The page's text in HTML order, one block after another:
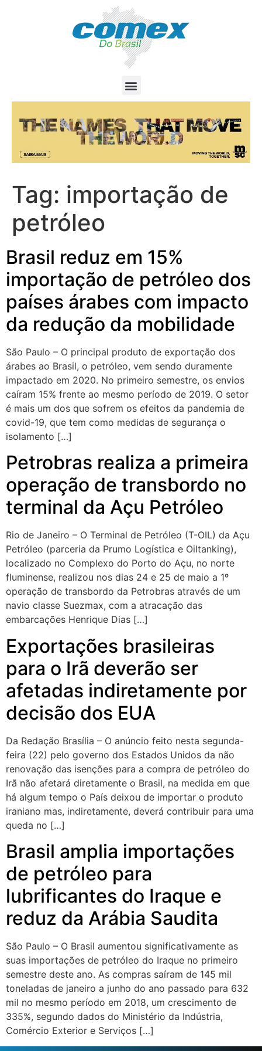
Tag: importação de
petróleo
Brasil reduz em 15%
importação de petróleo dos
países árabes com impacto
da redução da mobilidade
São Paulo – O principal produto de exportação dos
árabes ao Brasil, o petróleo, vem sendo duramente
impactado em 2020. No primeiro semestre, os envios
caíram 15% frente ao mesmo período de 2019. O setor
é mais um dos que sofrem os efeitos da pandemia de
covid-19, que tem como medidas de segurança o
isolamento […]
Petrobras realiza a primeira
operação de transbordo no
terminal da Açu Petróleo
Rio de Janeiro – O Terminal de Petróleo (T-OIL) da Açu
Petróleo (parceria da Prumo Logística e Oiltanking),
localizado no Complexo do Porto do Açu, no norte
fluminense, realizou nos dias 24 e 25 de maio a 1º
operação de transbordo da Petrobras através de um
navio classe Suezmax, com a atracação das
embarcações Henrique Dias […]
Exportações brasileiras
para o Irã deverão ser
afetadas indiretamente por
decisão dos EUA
Da Redação Brasília – O anúncio feito nesta segunda-
feira (22) pelo governo dos Estados Unidos da não
renovação das isenções para a compra de petróleo do
Irã não afetará diretamente o Brasil, na medida em que
há algum tempo o País deixou de importar o produto
iraniano mas, indiretamente, deverá contribuir para uma
queda no […]
Brasil amplia importações
de petróleo para
lubrificantes do Iraque e
reduz da Arábia Saudita
São Paulo – O Brasil aumentou significativamente as
suas importações de petróleo do Iraque no primeiro
semestre deste ano. As compras saíram de 145 mil
toneladas de janeiro a junho do ano passado para 632
mil no mesmo período em 2018, um crescimento de
335%, segundo dados do Ministério da Indústria,
Comércio Exterior e Serviços […]